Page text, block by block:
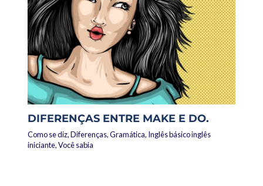
DIFERENÇAS ENTRE MAKE E DO.
Como se diz,Diferenças,Gramática, Inglês básico inglês
iniciante,Você sabia